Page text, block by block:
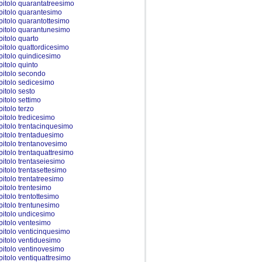
quarantatreesimo
quarantesimo
quarantottesimo
quarantunesimo
quarto
quattordicesimo
quindicesimo
quinto
secondo
sedicesimo
sesto
settimo
terzo
tredicesimo
trentacinquesimo
trentaduesimo
trentanovesimo
trentaquattresimo
trentaseiesimo
trentasettesimo
trentatreesimo
trentesimo
trentottesimo
trentunesimo
undicesimo
ventesimo
venticinquesimo
ventiduesimo
ventinovesimo
ventiquattresimo